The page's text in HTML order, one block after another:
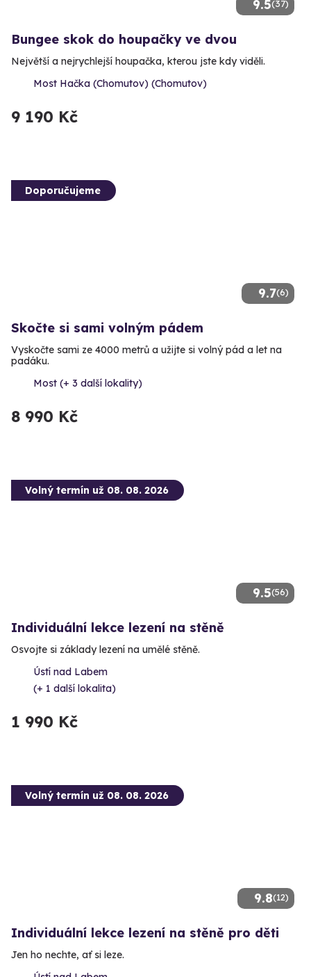
9.5(37)
Bungee skok do houpačky ve dvou
Největší a nejrychlejší houpačka, kterou jste kdy viděli.
Most Hačka (Chomutov) (Chomutov)
9 190 Kč
9.7(6)
Doporučujeme
Skočte si sami volným pádem
Vyskočte sami ze 4000 metrů a užijte si volný pád a let na
padáku.
Most (+ 3 další lokality)
8 990 Kč
9.5(56)
Volný termín už 08. 08. 2026
Individuální lekce lezení na stěně
Osvojte si základy lezení na umělé stěně.
Ústí nad Labem
(+ 1 další lokalita)
1 990 Kč
9.8(12)
Volný termín už 08. 08. 2026
Individuální lekce lezení na stěně pro děti
Jen ho nechte, ať si leze.